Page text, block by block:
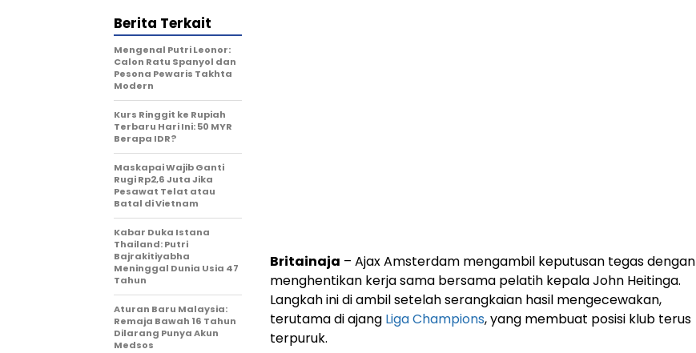
Britainaja – Ajax Amsterdam mengambil keputusan tegas dengan
menghentikan kerja sama bersama pelatih kepala John Heitinga.
Langkah ini di ambil setelah serangkaian hasil mengecewakan,
terutama di ajang Liga Champions, yang membuat posisi klub terus
terpuruk.
Berita Terkait
Mengenal Putri Leonor:
Calon Ratu Spanyol dan
Pesona Pewaris Takhta
Modern
Kurs Ringgit ke Rupiah
Terbaru Hari Ini: 50 MYR
Berapa IDR?
Maskapai Wajib Ganti
Rugi Rp2,6 Juta Jika
Pesawat Telat atau
Batal di Vietnam
Kabar Duka Istana
Thailand: Putri
Bajrakitiyabha
Meninggal Dunia Usia 47
Tahun
Aturan Baru Malaysia:
Remaja Bawah 16 Tahun
Dilarang Punya Akun
Medsos